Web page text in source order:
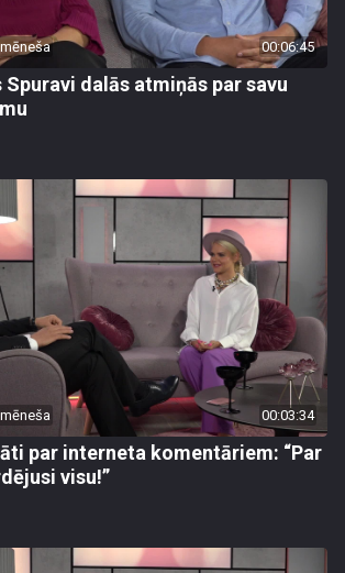
00:06:45
Spuravi dalās atmiņās par savu
00:03:34
par interneta komentāriem: “Par
visu!”